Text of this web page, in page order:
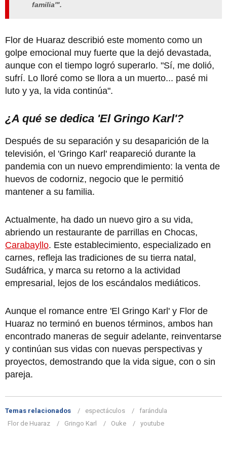
familia'".
Flor de Huaraz describió este momento como un
golpe emocional muy fuerte que la dejó devastada,
aunque con el tiempo logró superarlo. "Sí, me dolió,
sufrí. Lo lloré como se llora a un muerto... pasé mi
luto y ya, la vida continúa".
¿A qué se dedica 'El Gringo Karl'?
Después de su separación y su desaparición de la
televisión, el 'Gringo Karl' reapareció durante la
pandemia con un nuevo emprendimiento: la venta de
huevos de codorniz, negocio que le permitió
mantener a su familia.
Actualmente, ha dado un nuevo giro a su vida,
abriendo un restaurante de parrillas en Chocas,
Carabayllo. Este establecimiento, especializado en
carnes, refleja las tradiciones de su tierra natal,
Sudáfrica, y marca su retorno a la actividad
empresarial, lejos de los escándalos mediáticos.
Aunque el romance entre 'El Gringo Karl' y Flor de
Huaraz no terminó en buenos términos, ambos han
encontrado maneras de seguir adelante, reinventarse
y continúan sus vidas con nuevas perspectivas y
proyectos, demostrando que la vida sigue, con o sin
pareja.
Temas relacionados espectáculos
farándula
Flor de Huaraz
Gringo Karl Ouke youtube